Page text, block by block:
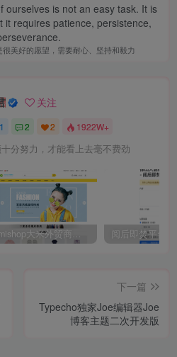
ourselves is not an easy task. It is
it requires patience, persistence,
美好的愿望，需要耐心、坚持和毅力
关注
2 2 1922W+
分努力，才能看上去毫不费劲
下一篇
Typecho独家Joe编辑器Joe
博客主题二次开发版